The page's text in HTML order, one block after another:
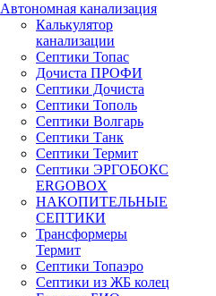
Автономная канализация
Калькулятор
канализации
Септики Топас
Дочиста ПРОФИ
Септики Дочиста
Септики Тополь
Септики Волгарь
Септики Танк
Септики Термит
Септики ЭРГОБОКС
ERGOBOX
НАКОПИТЕЛЬНЫЕ
СЕПТИКИ
Трансформеры
Термит
Септики Топаэро
Септики из ЖБ колец